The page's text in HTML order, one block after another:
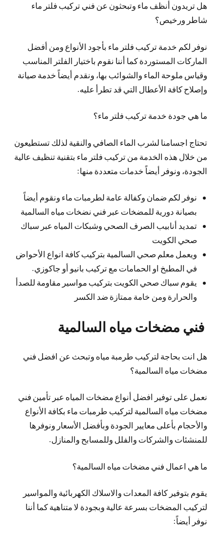
هل تريدون أنظف ماء وتبحثون عن فني تركيب فلتر ماء
شاطر ورخيص؟
نوفر لكم خدمة تركيب فلتر ماء بأجود الأنواع ومن أفضل
الماركات المستوردة كما أننا نقوم باختيار الفلتر المناسب
وقياس ملوحة الماء والشوائب بها، ونقدم أيضاً خدمة صيانة
وإصلاح كافة الأعطال التي قد تطرأ عليه.
ما هي جودة خدمة تركيب فلتر ماء؟
تحتاج اجسامنا لشرب الماء الصافي والنقية لذلك تستطيعون
من خلال هذه الخدمة من تركيب فلتر ماء بتقنية تنظيف عالية
الجودة، ونوفر أيضاً خدمات متعددة منها:
نوفر لكم ضمان وكفالة عامة لطرمبات ماء ونقوم أيضاً
بصيانة دورية للمضخات عبر فني نضخات مياه السالمية
تمديد أنابيب الصرف الصحي وشبكات المياه عبر سباك
صحي الكويت
ويعمل معلم صحي السالمية بتركيب كافة انواع الأحواض
في المطبخ او الحمامات مع تركيب بانيو أو جاكوزي.
يقوم سباك صحي الكويت بتركيب مواسير مقاومة للصدأ
والحرارة ومن خامة ممتازة ضد الكسر
فني مضخات مياه السالمية
هل انت بحاجة لتركيب طرمبة مياه وتبحث عن افضل فني
مضخات مياه السالمية؟
نعمل على توفير افضل أنواع مضخات المياه عبر تأمين فني
مضخات مياه السالمية لتركيب طرمبات ماء بكافة الأنواع
والأحجام بأعلى معايير الجودة وبأفضل الأسعار ونوفرها
للمنشئات والشركات والفلل وللمسابح والمنازل.
ما هي اعمال فني مضخات مياه السالمية؟
يقوم بتوفير كافة المعدات والاسلاك الكهربائية والمواسير
لتركيب المضخات بسرعة عالية وبجودة لا متناهية كما أننا
نوفر أيضاً: